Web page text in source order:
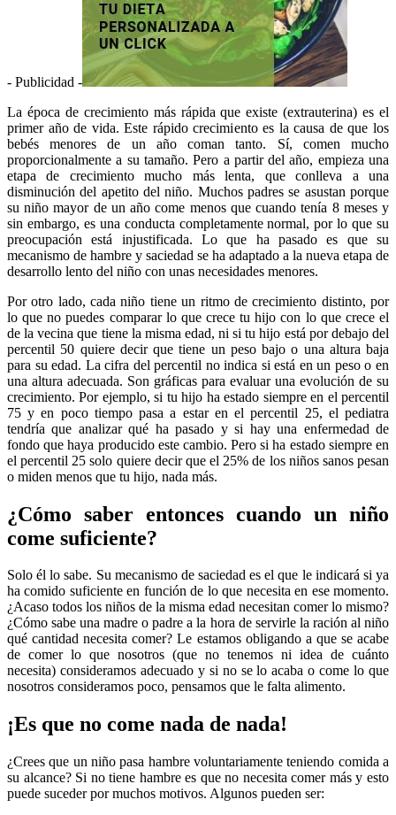
- Publicidad -
La época de crecimiento más rápida que existe (extrauterina) es el
primer año de vida. Este rápido crecimiento es la causa de que los
bebés menores de un año coman tanto. Sí, comen mucho
proporcionalmente a su tamaño. Pero a partir del año, empieza una
etapa de crecimiento mucho más lenta, que conlleva a una
disminución del apetito del niño. Muchos padres se asustan porque
su niño mayor de un año come menos que cuando tenía 8 meses y
sin embargo, es una conducta completamente normal, por lo que su
preocupación está injustificada. Lo que ha pasado es que su
mecanismo de hambre y saciedad se ha adaptado a la nueva etapa de
desarrollo lento del niño con unas necesidades menores.
Por otro lado, cada niño tiene un ritmo de crecimiento distinto, por
lo que no puedes comparar lo que crece tu hijo con lo que crece el
de la vecina que tiene la misma edad, ni si tu hijo está por debajo del
percentil 50 quiere decir que tiene un peso bajo o una altura baja
para su edad. La cifra del percentil no indica si está en un peso o en
una altura adecuada. Son gráficas para evaluar una evolución de su
crecimiento. Por ejemplo, si tu hijo ha estado siempre en el percentil
75 y en poco tiempo pasa a estar en el percentil 25, el pediatra
tendría que analizar qué ha pasado y si hay una enfermedad de
fondo que haya producido este cambio. Pero si ha estado siempre en
el percentil 25 solo quiere decir que el 25% de los niños sanos pesan
o miden menos que tu hijo, nada más.
¿Cómo saber entonces cuando un niño
come suficiente?
Solo él lo sabe. Su mecanismo de saciedad es el que le indicará si ya
ha comido suficiente en función de lo que necesita en ese momento.
¿Acaso todos los niños de la misma edad necesitan comer lo mismo?
¿Cómo sabe una madre o padre a la hora de servirle la ración al niño
qué cantidad necesita comer? Le estamos obligando a que se acabe
de comer lo que nosotros (que no tenemos ni idea de cuánto
necesita) consideramos adecuado y si no se lo acaba o come lo que
nosotros consideramos poco, pensamos que le falta alimento.
¡Es que no come nada de nada!
¿Crees que un niño pasa hambre voluntariamente teniendo comida a
su alcance? Si no tiene hambre es que no necesita comer más y esto
puede suceder por muchos motivos. Algunos pueden ser: